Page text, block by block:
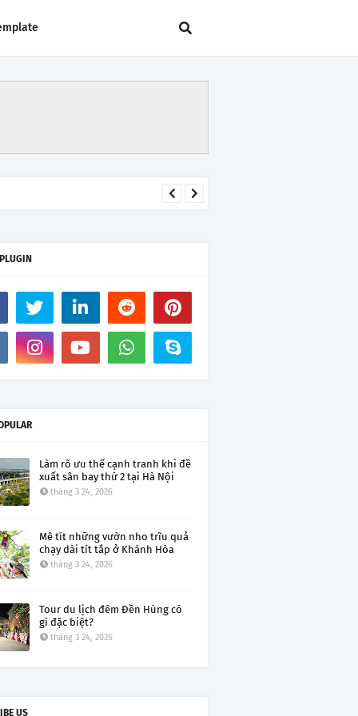
Làm rõ ưu thế cạnh tranh khi đề
xuất sân bay thứ 2 tại Hà Nội
tháng 3 24, 2026
Mê tít những vườn nho trĩu quả
chạy dài tít tắp ở Khánh Hòa
tháng 3 24, 2026
Tour du lịch đêm Đền Hùng có
gì đặc biệt?
tháng 3 24, 2026
US